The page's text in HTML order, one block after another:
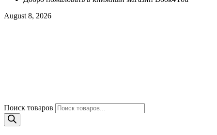
August 8, 2026
Поиск товаров